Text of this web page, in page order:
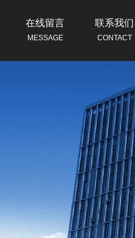
在线留言
MESSAGE
联系我们
CONTACT